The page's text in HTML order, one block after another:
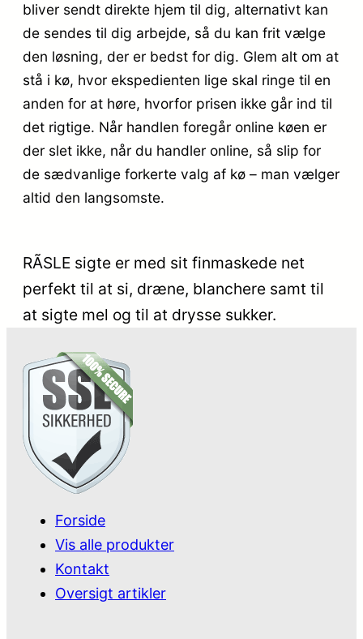
bliver sendt direkte hjem til dig, alternativt kan
de sendes til dig arbejde, så du kan frit vælge
den løsning, der er bedst for dig. Glem alt om at
stå i kø, hvor ekspedienten lige skal ringe til en
anden for at høre, hvorfor prisen ikke går ind til
det rigtige. Når handlen foregår online køen er
der slet ikke, når du handler online, så slip for
de sædvanlige forkerte valg af kø – man vælger
altid den langsomste.
RÃSLE sigte er med sit finmaskede net
perfekt til at si, dræne, blanchere samt til
at sigte mel og til at drysse sukker.
Forside
Vis alle produkter
Kontakt
Oversigt artikler